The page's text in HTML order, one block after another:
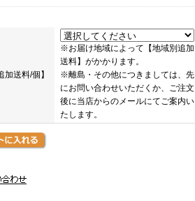
送料/個】
※お届け地域によって【地域別追加
送料】がかかります。
※離島・その他につきましては、先
にお問い合わせいただくか、ご注文
後に当店からのメールにてご案内い
たします。